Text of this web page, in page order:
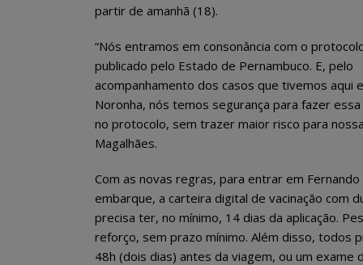
partir de amanhã (18).
“Nós entramos em consonância com o
publicado pelo Estado de Pernambuco. E, pelo
acompanhamento dos casos que tivemos aqui
Noronha, nós temos segurança para fazer
no protocolo, sem trazer maior risco para
Magalhães.
Com as novas regras, para entrar em
embarque, a carteira digital de vacinação com
precisa ter, no mínimo, 14 dias da aplicação.
reforço, sem prazo mínimo. Além disso, todos
48h (dois dias) antes da viagem, ou um